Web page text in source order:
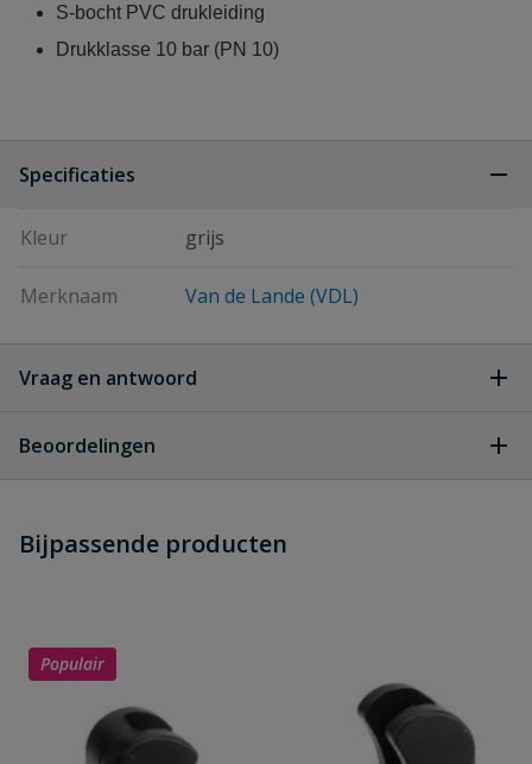
S-bocht PVC drukleiding
Drukklasse 10 bar (PN 10)
Specificaties
Kleur grijs
Merknaam Van de Lande (VDL)
Vraag en antwoord
dit product?
Beoordelingen
Schrijf zelf een beoordeling
Uw waardering:
Bijpassende producten
Populair